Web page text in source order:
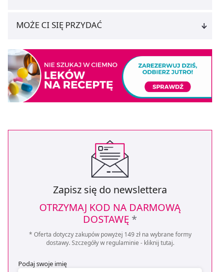
MOŻE CI SIĘ PRZYDAĆ
Zapisz się do newslettera
OTRZYMAJ KOD NA DARMOWĄ
DOSTAWĘ *
* Oferta dotyczy zakupów powyżej 149 zł na wybrane formy
dostawy. Szczegóły w regulaminie - kliknij tutaj.
Podaj swoje imię